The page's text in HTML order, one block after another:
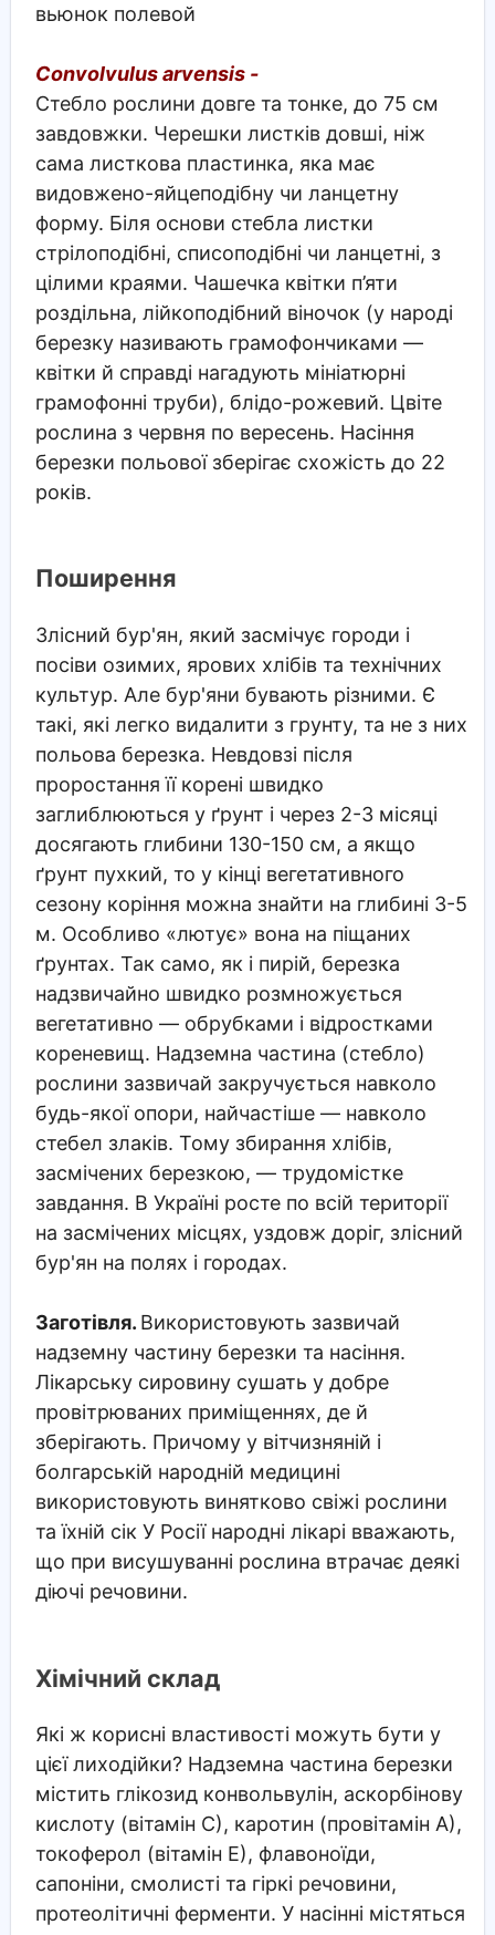
вьюнок полевой
Convolvulus arvensis -
Стебло рослини довге та тонке, до 75 см
завдовжки. Черешки листків довші, ніж
сама листкова пластинка, яка має
видовжено-яйцеподібну чи ланцетну
форму. Біля основи стебла листки
стрілоподібні, списоподібні чи ланцетні, з
цілими краями. Чашечка квітки п’яти
роздільна, лійкоподібний віночок (у народі
березку називають грамофончиками —
квітки й справді нагадують мініатюрні
грамофонні труби), блідо-рожевий. Цвіте
рослина з червня по вересень. Насіння
березки польової зберігає схожість до 22
років.
Поширення
Злісний бур'ян, який засмічує городи і
посіви озимих, ярових хлібів та технічних
культур. Але бур'яни бувають різними. Є
такі, які легко видалити з грунту, та не з них
польова березка. Невдовзі після
проростання її корені швидко
заглиблюються у ґрунт і через 2-3 місяці
досягають глибини 130-150 см, а якщо
ґрунт пухкий, то у кінці вегетативного
сезону коріння можна знайти на глибині 3-5
м. Особливо «лютує» вона на піщаних
ґрунтах. Так само, як і пирій, березка
надзвичайно швидко розмножується
вегетативно — обрубками і відростками
кореневищ. Надземна частина (стебло)
рослини зазвичай закручується навколо
будь-якої опори, найчастіше — навколо
стебел злаків. Тому збирання хлібів,
засмічених березкою, — трудомістке
завдання. В Україні росте по всій території
на засмічених місцях, уздовж доріг, злісний
бур'ян на полях і городах.
Заготівля. Використовують зазвичай
надземну частину березки та насіння.
Лікарську сировину сушать у добре
провітрюваних приміщеннях, де й
зберігають. Причому у вітчизняній і
болгарській народній медицині
використовують винятково свіжі рослини
та їхній сік У Росії народні лікарі вважають,
що при висушуванні рослина втрачає деякі
діючі речовини.
Хімічний склад
Які ж корисні властивості можуть бути у
цієї лиходійки? Надземна частина березки
містить глікозид конвольвулін, аскорбінову
кислоту (вітамін С), каротин (провітамін А),
токоферол (вітамін Е), флавоноїди,
сапоніни, смолисті та гіркі речовини,
протеолітичні ферменти. У насінні містяться